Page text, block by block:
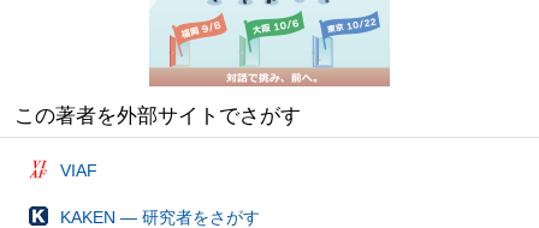
この著者を外部サイトでさがす
VIAF
KAKEN — 研究者をさがす